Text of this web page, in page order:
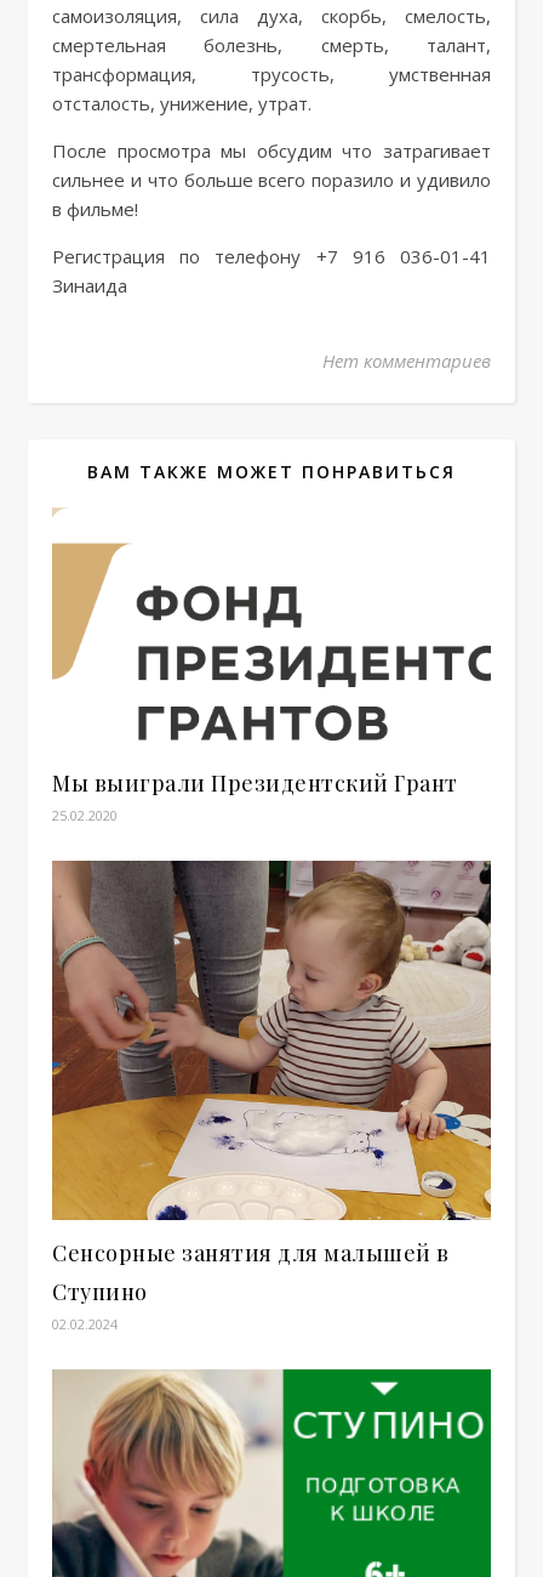
самоизоляция, сила духа, скорбь, смелость,
смертельная болезнь, смерть, талант,
трансформация, трусость, умственная
отсталость, унижение, утрат.
После просмотра мы обсудим что затрагивает
сильнее и что больше всего поразило и удивило
в фильме!
Регистрация по телефону +7 916 036-01-41
Зинаида
Нет комментариев
ВАМ ТАКЖЕ МОЖЕТ ПОНРАВИТЬСЯ
Мы выиграли Президентский Грант
25.02.2020
Сенсорные занятия для малышей в
Ступино
02.02.2024